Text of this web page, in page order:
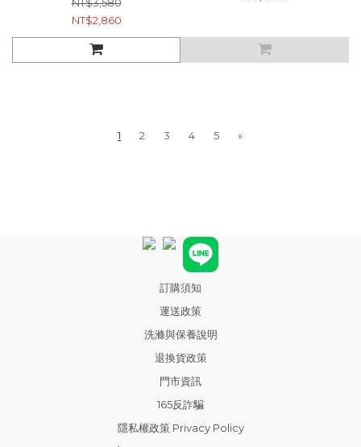
NT$2,860
1 2 3 4 5 »
訂購須知
運送政策
洗滌與保養說明
退換貨政策
門市資訊
165反詐騙
隱私權政策 Privacy Policy